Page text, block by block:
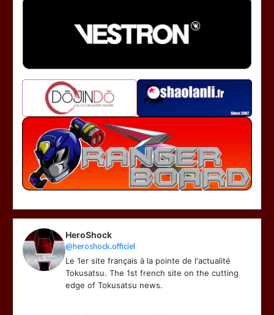
HeroShock
@heroshock.officiel
Le 1er site français à la pointe de l'actualité
Tokusatsu. The 1st french site on the cutting
edge of Tokusatsu news.